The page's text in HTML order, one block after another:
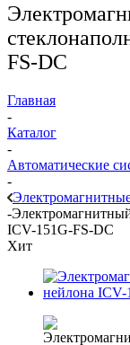
FS-DC
Главная
-
Каталог
-
Автоматические
-
-
ICV-151G-FS-DC
Хит